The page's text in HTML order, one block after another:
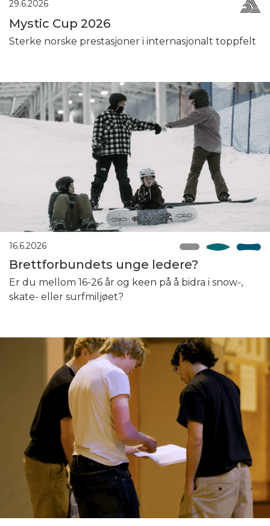
29.6.2026
Mystic Cup 2026
Sterke norske prestasjoner i internasjonalt toppfelt
16.6.2026
Brettforbundets unge ledere?
Er du mellom 16-26 år og keen på å bidra i snow-,
skate- eller surfmiljøet?